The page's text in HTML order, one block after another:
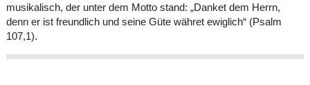
musikalisch, der unter dem Motto stand: „Danket dem Herrn,
denn er ist freundlich und seine Güte währet ewiglich“ (Psalm
107,1).